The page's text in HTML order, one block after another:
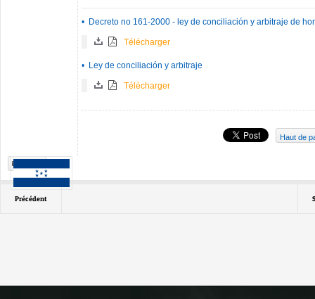
• Decreto no 161-2000 - ley de conciliación y arbitraje de
Télécharger
• Ley de conciliación y arbitraje
Télécharger
Haut de
Précédent